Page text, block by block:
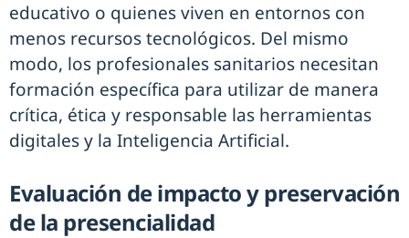
educativo o quienes viven en entornos con
menos recursos tecnológicos. Del mismo
modo, los profesionales sanitarios necesitan
formación específica para utilizar de manera
crítica, ética y responsable las herramientas
digitales y la Inteligencia Artificial.
Evaluación de impacto y preservación
de la presencialidad